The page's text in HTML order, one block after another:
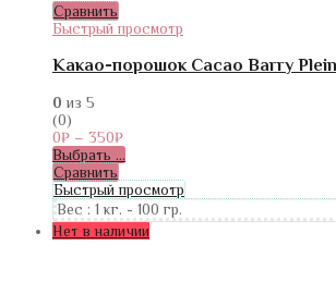
Сравнить
Быстрый просмотр
Какао-порошок Cacao Barry
0 из 5
(0)
0₽ – 350₽
Выбрать ...
Сравнить
Быстрый просмотр
Вес : 1 кг. - 100 гр.
Нет в наличии